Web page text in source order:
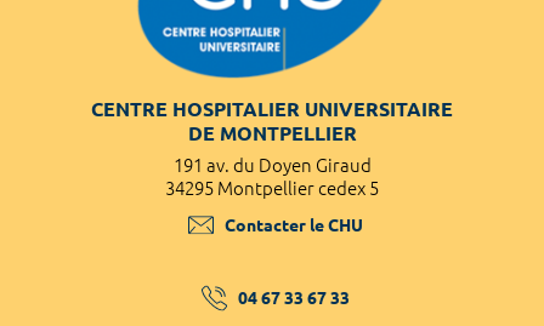
CENTRE HOSPITALIER UNIVERSITAIRE
DE MONTPELLIER
191 av. du Doyen Giraud
34295 Montpellier cedex 5
Contacter le CHU
04 67 33 67 33